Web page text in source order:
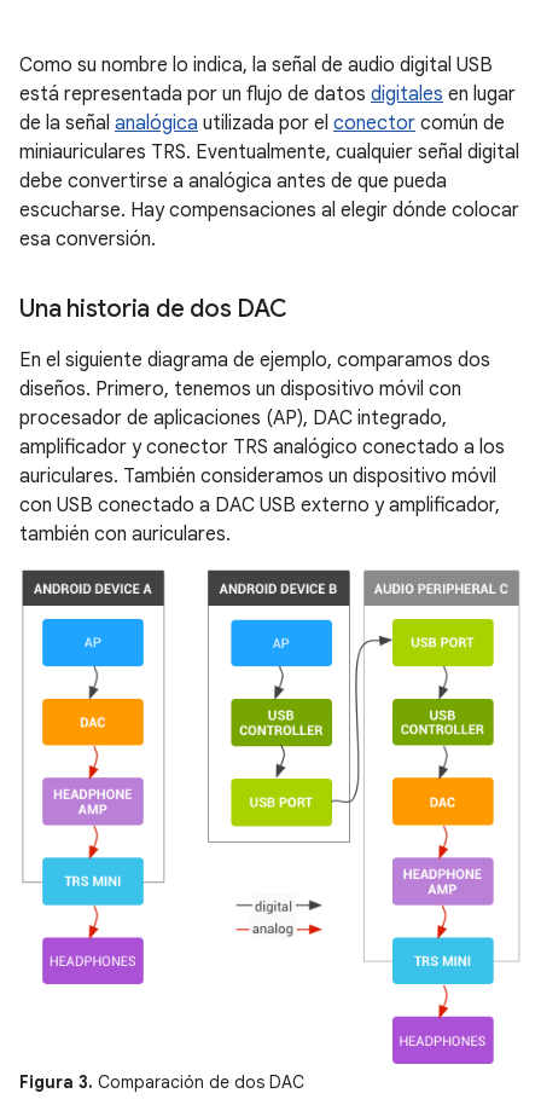
Como su nombre lo indica, la señal de audio digital USB
está representada por un flujo de datos digitales en lugar
de la señal analógica utilizada por el conector común de
miniauriculares TRS. Eventualmente, cualquier señal digital
debe convertirse a analógica antes de que pueda
escucharse. Hay compensaciones al elegir dónde colocar
esa conversión.
Una historia de dos DAC
En el siguiente diagrama de ejemplo, comparamos dos
diseños. Primero, tenemos un dispositivo móvil con
procesador de aplicaciones (AP), DAC integrado,
amplificador y conector TRS analógico conectado a los
auriculares. También consideramos un dispositivo móvil
con USB conectado a DAC USB externo y amplificador,
también con auriculares.
Figura 3. Comparación de dos DAC